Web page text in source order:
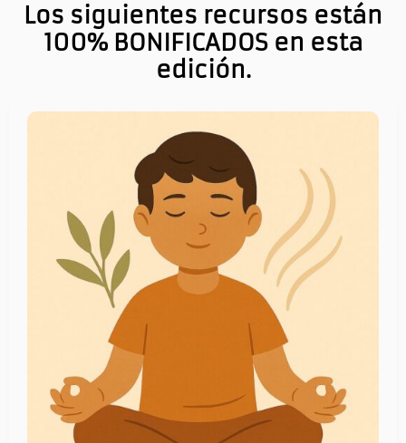
Los siguientes recursos están
100% BONIFICADOS en esta
edición.